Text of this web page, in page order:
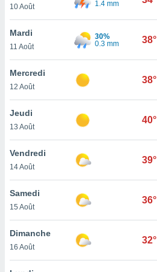
au
vous
de
ou
de
le
ainsi
un
la
du
10 Août
1.4 mm
Mardi
11 Août
30%
0.3 mm
38°
Mercredi
12 Août
38°
Jeudi
13 Août
40°
Vendredi
14 Août
39°
Samedi
15 Août
36°
Dimanche
16 Août
32°